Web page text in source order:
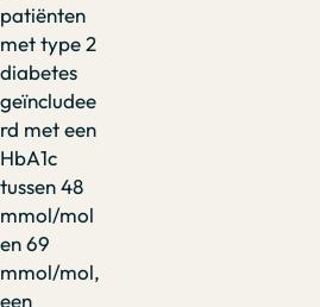
patiënten
met type 2
diabetes
geïncludee
rd met een
HbA1c
tussen 48
mmol/mol
en 69
mmol/mol,
een